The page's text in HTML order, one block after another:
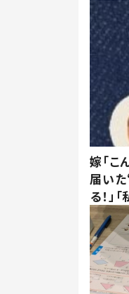
嫁「こ
届い
る！」